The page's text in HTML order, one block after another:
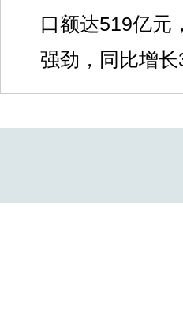
口额达519亿元
强劲，同比增长